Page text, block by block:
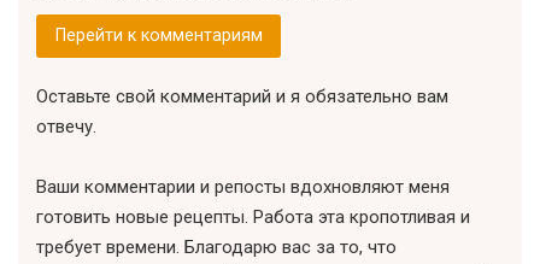
Перейти к комментариям
Оставьте свой комментарий и я обязательно вам
отвечу.
Ваши комментарии и репосты вдохновляют меня
готовить новые рецепты. Работа эта кропотливая и
требует времени. Благодарю вас за то, что